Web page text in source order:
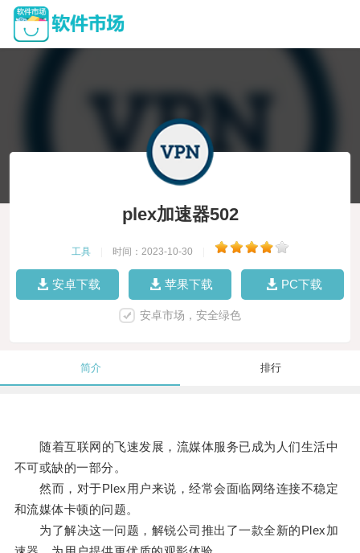
plex加速器502
工具 时间：2023-10-30
安卓下载 苹果下载 PC下载
安卓市场，安全绿色
简介 排行
随着互联网的飞速发展，流媒体服务已成为人们生活中
不可或缺的一部分。
然而，对于Plex用户来说，经常会面临网络连接不稳定
和流媒体卡顿的问题。
为了解决这一问题，解锐公司推出了一款全新的Plex加